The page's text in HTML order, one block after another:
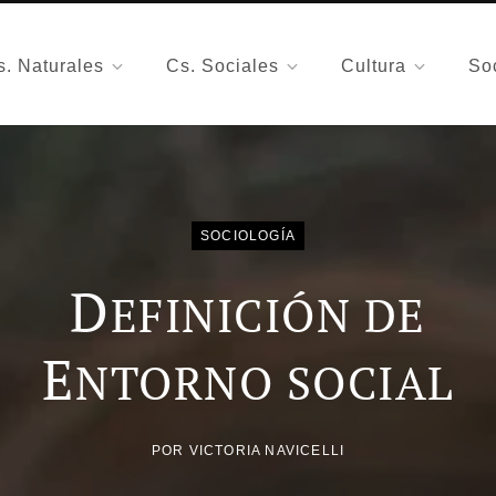
Naturales Cs. Sociales Cultura
SOCIOLOGÍA
DEFINICIÓN DE
ENTORNO SOCIAL
POR VICTORIA NAVICELLI